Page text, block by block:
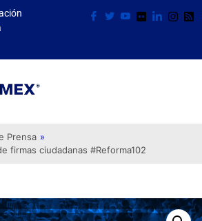
Prensa »
firmas ciudadanas #Reforma102